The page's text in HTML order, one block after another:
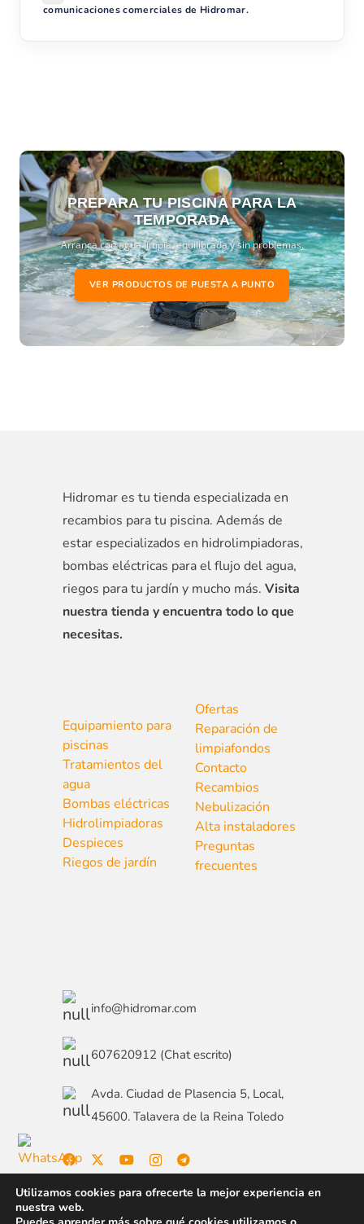
comunicaciones comerciales de Hidromar.
PREPARA TU PISCINA PARA LA
TEMPORADA
Arranca con agua limpia, equilibrada y sin problemas.
VER PRODUCTOS DE PUESTA A PUNTO
Hidromar es tu tienda especializada en
recambios para tu piscina. Además de
estar especializados en hidrolimpiadoras,
bombas eléctricas para el flujo del agua,
riegos para tu jardín y mucho más. Visita
nuestra tienda y encuentra todo lo que
necesitas.
Equipamiento para
piscinas
Tratamientos del
agua
Bombas eléctricas
Hidrolimpiadoras
Despieces
Riegos de jardín
Ofertas
Reparación de
limpiafondos
Contacto
Recambios
Nebulización
Alta instaladores
Preguntas
frecuentes
info@hidromar.com
607620912 (Chat escrito)
Avda. Ciudad de Plasencia 5, Local,
45600. Talavera de la Reina Toledo
Utilizamos cookies para ofrecerte la mejor experiencia en
nuestra web.